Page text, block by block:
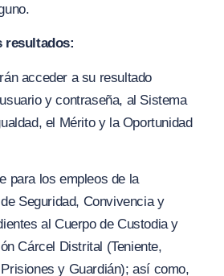
resultados:
acceder a su resultado
y contraseña, al Sistema
el Mérito y la Oportunidad
para los empleos de la
Seguridad, Convivencia y
al Cuerpo de Custodia y
Cárcel Distrital (Teniente,
y Guardián); así como,